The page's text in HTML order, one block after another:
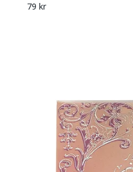
79 kr